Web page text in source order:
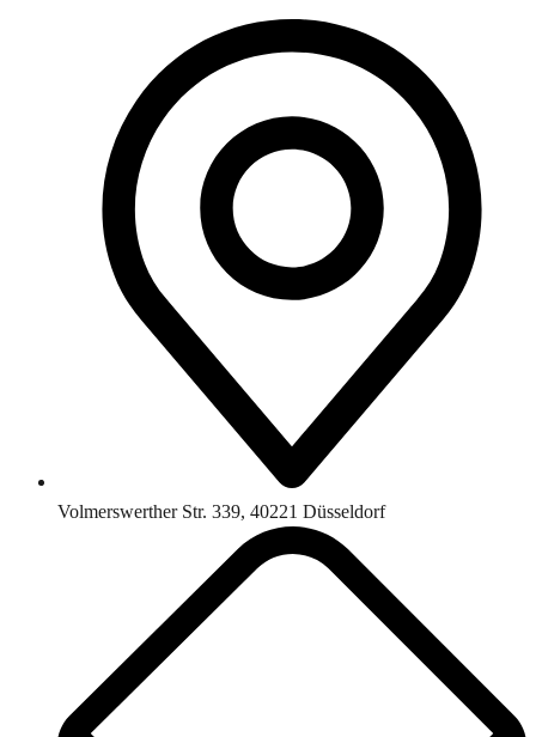
Volmerswerther Str. 339, 40221 Düsseldorf